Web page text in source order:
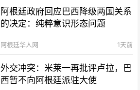
阿根廷政府回应巴西降级两国关系
的决定：纯粹意识形态问题
阿根廷华人网 1天前
外交冲突：米莱一再批评卢拉，巴
西暂不向阿根廷派驻大使